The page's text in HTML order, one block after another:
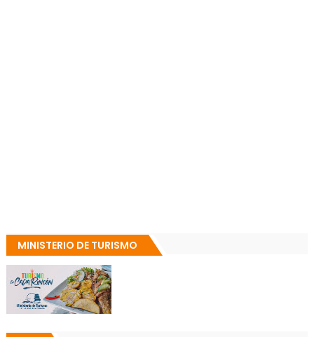
MINISTERIO DE TURISMO